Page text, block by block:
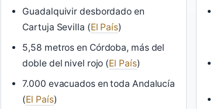
Guadalquivir desbordado en
Cartuja Sevilla (El País)
5,58 metros en Córdoba, más del
doble del nivel rojo (El País)
7.000 evacuados en toda Andalucía
(El País)